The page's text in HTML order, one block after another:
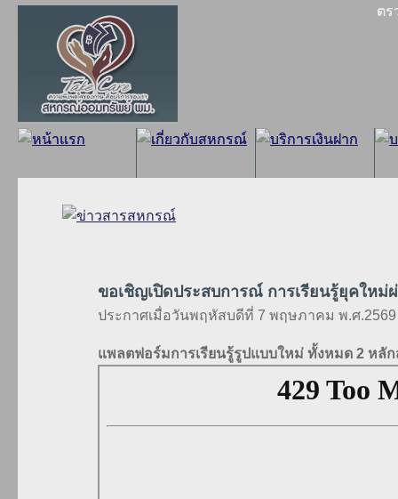
ตร
ขอเชิญเปิดประสบการณ์ การเรียนรู้ยุคใหม่
ประกาศเมื่อวันพฤหัสบดีที่ 7 พฤษภาคม พ.ศ.2569
แพลตฟอร์มการเรียนรู้รูปแบบใหม่ ทั้งหมด 2 หลั